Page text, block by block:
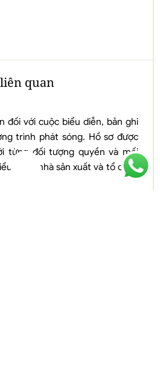
quan
đối với cuộc biểu diễn, bản ghi
trình phát sóng. Hồ sơ được
từng đối tượng quyền và mối
diễn, nhà sản xuất và tổ chức